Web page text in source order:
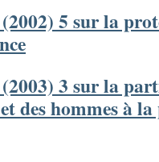
5 sur la
3 sur la
des hommes à